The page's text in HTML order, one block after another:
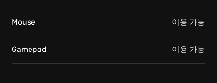
Mouse 이용 가능
Gamepad 이용 가능